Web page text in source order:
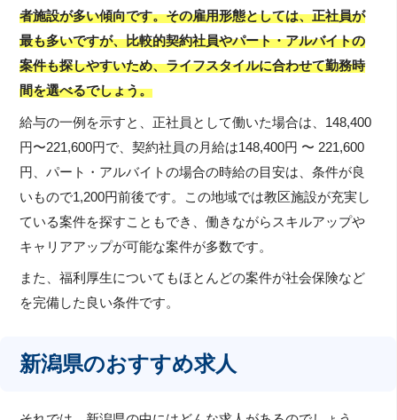
者施設が多い傾向です。その雇用形態としては、正社員が
最も多いですが、比較的契約社員やパート・アルバイトの
案件も探しやすいため、ライフスタイルに合わせて勤務時
間を選べるでしょう。
給与の一例を示すと、正社員として働いた場合は、148,400
円〜221,600円で、契約社員の月給は148,400円 〜 221,600
円、パート・アルバイトの場合の時給の目安は、条件が良
いもので1,200円前後です。この地域では教区施設が充実し
ている案件を探すこともでき、働きながらスキルアップや
キャリアアップが可能な案件が多数です。
また、福利厚生についてもほとんどの案件が社会保険など
を完備した良い条件です。
新潟県のおすすめ求人